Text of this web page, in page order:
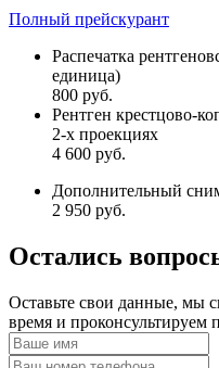
Полный прейскурант
Распечатка
единица)
800 руб.
Рентген крестцово-
2-х проекциях
4 600 руб.
Дополнительный
2 950 руб.
Остались
Оставьте свои данные, мы
время и проконсультируем